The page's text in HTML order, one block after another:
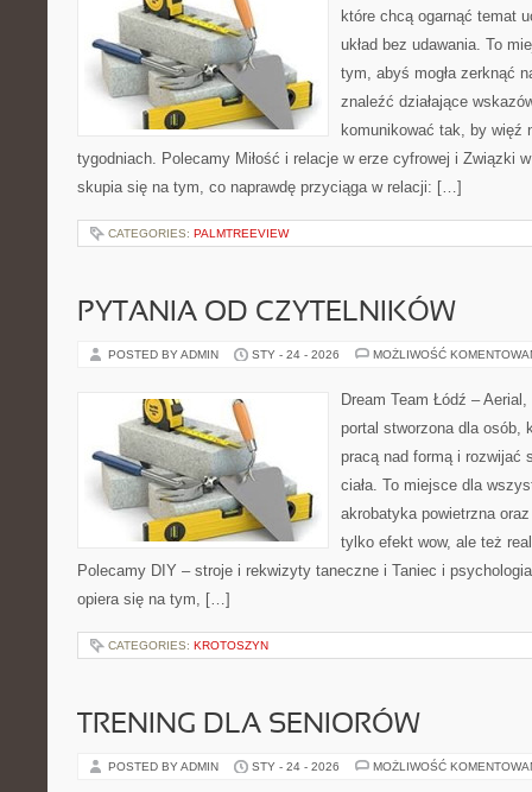
które chcą ogarnąć temat
układ bez udawania. To
tym, abyś mogła zerknąć
znaleźć działające
komunikować tak, by więź
tygodniach. Polecamy Miłość i relacje w erze cyfrowej i Związki
skupia się na tym, co naprawdę przyciąga w relacji: […]
CATEGORIES: PALMTREEVIEW
PYTANIA OD CZYTELNIKÓW
POSTED BY ADMIN STY - 24 - 2026 MOŻLIWOŚĆ
Dream Team Łódź –
portal stworzona dla osób,
pracą nad formą i rozwijać
ciała. To miejsce dla
akrobatyka powietrzna
tylko efekt wow, ale też
Polecamy DIY – stroje i rekwizyty taneczne i Taniec i
opiera się na tym, […]
CATEGORIES: KROTOSZYN
TRENING DLA SENIORÓW
POSTED BY ADMIN STY - 24 - 2026 MOŻLIWOŚĆ